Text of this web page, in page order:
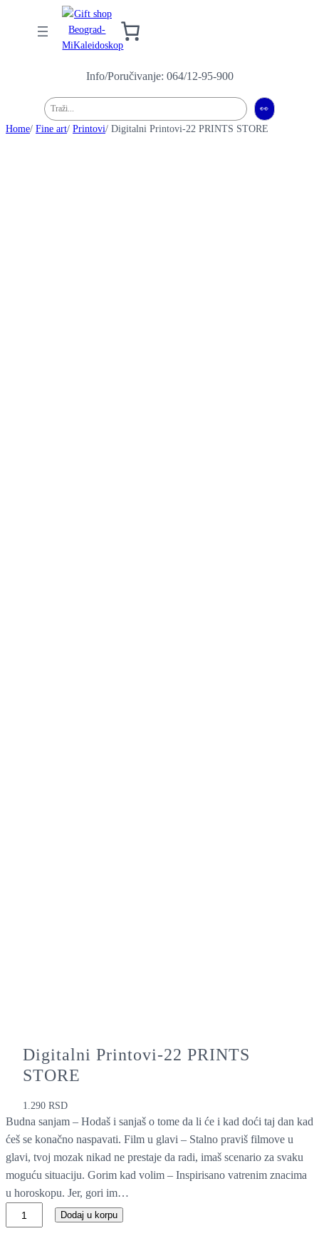
Info/Poručivanje: 064/12-95-900
Pretraga 👀
Home/ Fine art/ Printovi/ Digitalni Printovi-22 PRINTS STORE
Digitalni Printovi-22 PRINTS
STORE
1.290RSD
Budna sanjam – Hodaš i sanjaš o tome da li će i kad doći taj dan kad
ćeš se konačno naspavati. Film u glavi – Stalno praviš filmove u
glavi, tvoj mozak nikad ne prestaje da radi, imaš scenario za svaku
moguću situaciju. Gorim kad volim – Inspirisano vatrenim znacima
u horoskopu. Jer, gori im…
Dodaj u korpu